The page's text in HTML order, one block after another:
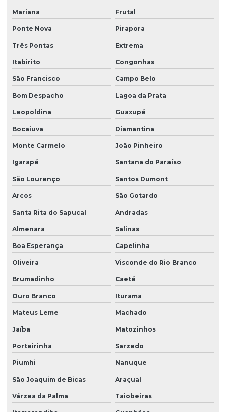
Reforma de ponte rolante em pr
Reforma de ponte rolante em rs
Reforma de ponte rolante em sc
Reforma de ponte rolante em sp
Reforma de talha elétrica
Reforma de talha elétrica em am
Reforma de talha elétrica em sc
Representação swf krantechnik brasil
Retrofit de pontes rolantes
Sinalizador áudio visual
Sistema festoon para pontes rolantes
Talha elétrica de corrente
Talha elétrica para ponte rolante
Talhas elétricas de cabo de aço
Talhas elétricas de cabo de aço swf
Talhas elétricas de corrente swf
Topografia caminho de rolamento
Treinamento para operadores de ponte rolante
Treinamento de ponte rolante
Mariana Frutal
Ponte Nova Pirapora
Três Pontas Extrema
Itabirito Congonhas
São Francisco Campo Belo
Bom Despacho Lagoa da Prata
Leopoldina Guaxupé
Bocaiuva Diamantina
Monte Carmelo João Pinheiro
Igarapé Santana do Paraíso
São Lourenço Santos Dumont
Arcos São Gotardo
Santa Rita do Sapucaí Andradas
Almenara Salinas
Boa Esperança Capelinha
Oliveira Visconde do Rio Branco
Brumadinho Caeté
Ouro Branco Iturama
Mateus Leme Machado
Jaíba Matozinhos
Porteirinha Sarzedo
Piumhi Nanuque
São Joaquim de Bicas Araçuaí
Várzea da Palma Taiobeiras